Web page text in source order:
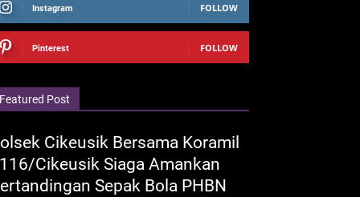
Instagram FOLLOW
Pinterest FOLLOW
Featured Post
Cikeusik Bersama Koramil
Cikeusik Siaga Amankan
Sepak Bola PHBN